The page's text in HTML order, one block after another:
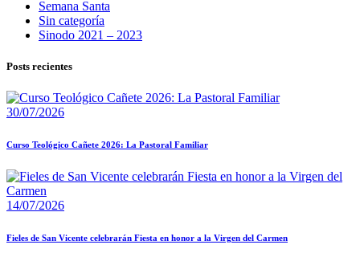
Semana Santa
Sin categoría
Sinodo 2021 – 2023
Posts recientes
30/07/2026
Curso Teológico Cañete 2026: La Pastoral Familiar
14/07/2026
Fieles de San Vicente celebrarán Fiesta en honor a la Virgen del Carmen